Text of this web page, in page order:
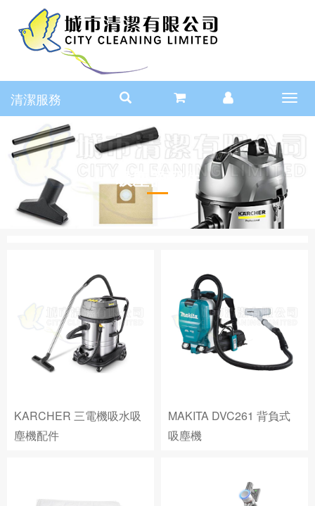
清潔服務
吸塵器配件
KARCHER 三電機吸水吸
塵機配件
MAKITA DVC261 背負式
吸塵機